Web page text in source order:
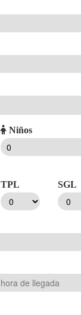
Niños
TPL SGL